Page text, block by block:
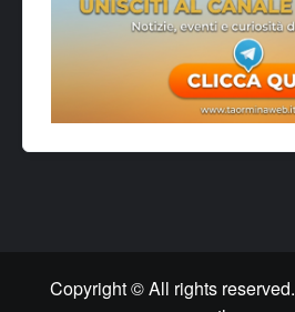
Copyright © All rights reserved.